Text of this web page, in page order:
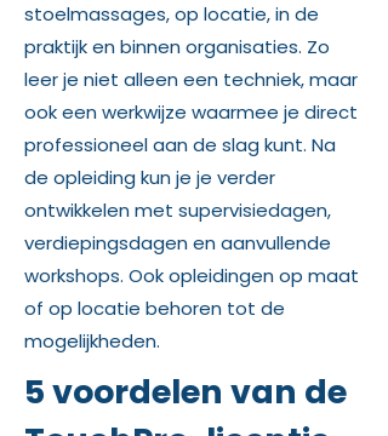
stoelmassages, op locatie, in de
praktijk en binnen organisaties. Zo
leer je niet alleen een techniek, maar
ook een werkwijze waarmee je direct
professioneel aan de slag kunt. Na
de opleiding kun je je verder
ontwikkelen met supervisiedagen,
verdiepingsdagen en aanvullende
workshops. Ook opleidingen op maat
of op locatie behoren tot de
mogelijkheden.
5 voordelen van de